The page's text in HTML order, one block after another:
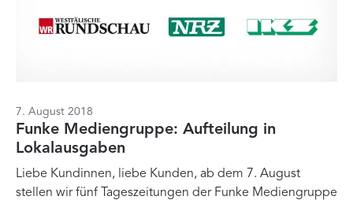
7. August 2018
Funke Mediengruppe: Aufteilung in
Lokalausgaben
Liebe Kundinnen, liebe Kunden, ab dem 7. August
stellen wir fünf Tageszeitungen der Funke Mediengruppe